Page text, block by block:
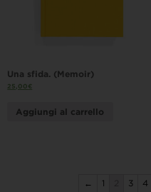
Una sfida. (Memoir)
25,00€
Aggiungi al carrello
← 1 3 4